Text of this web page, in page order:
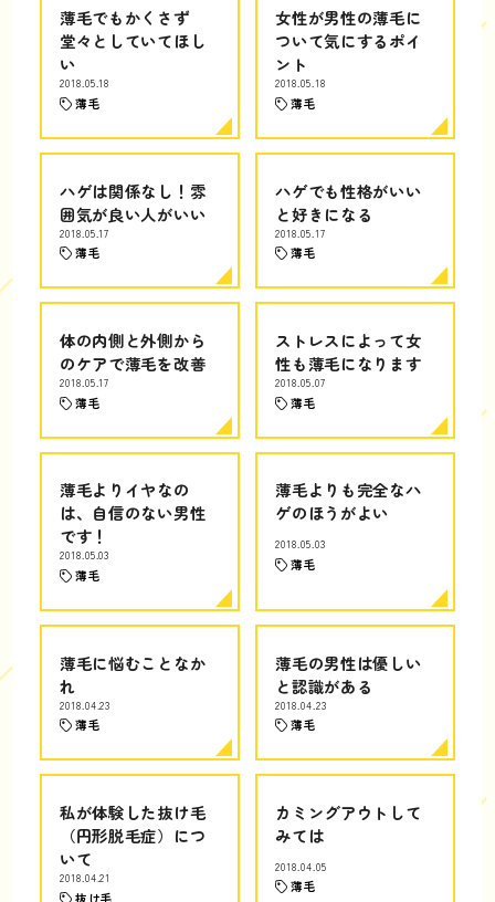
薄毛でもかくさず
堂々としていてほし
い
2018.05.18
薄毛
女性が男性の薄毛に
ついて気にするポイ
ント
2018.05.18
薄毛
ハゲは関係なし！雰
囲気が良い人がいい
2018.05.17
薄毛
ハゲでも性格がいい
と好きになる
2018.05.17
薄毛
体の内側と外側から
のケアで薄毛を改善
2018.05.17
薄毛
ストレスによって女
性も薄毛になります
2018.05.07
薄毛
薄毛よりイヤなの
は、自信のない男性
です！
2018.05.03
薄毛
薄毛よりも完全なハ
ゲのほうがよい
2018.05.03
薄毛
薄毛に悩むことなか
れ
2018.04.23
薄毛
薄毛の男性は優しい
と認識がある
2018.04.23
薄毛
私が体験した抜け毛
（円形脱毛症）につ
いて
2018.04.21
抜け毛
カミングアウトして
みては
2018.04.05
薄毛